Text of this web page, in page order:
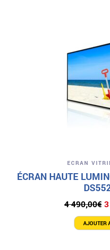
ECRAN
ÉCRAN HAUTE
4 490,00€
AJOUTER